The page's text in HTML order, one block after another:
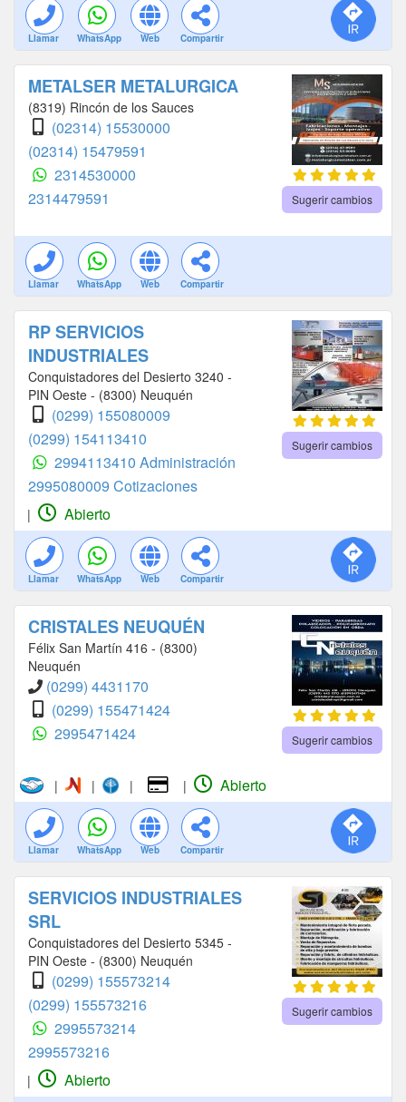
Llamar WhatsApp Web Compartir
METALSER METALURGICA
(8319) Rincón de los Sauces
(02314) 15530000
(02314) 15479591
2314530000
2314479591
Sugerir cambios
Llamar WhatsApp Web Compartir
RP SERVICIOS
INDUSTRIALES
Conquistadores del Desierto 3240 -
PIN Oeste - (8300) Neuquén
(0299) 155080009
(0299) 154113410
2994113410 Administración
2995080009 Cotizaciones
Sugerir cambios
| Abierto
Llamar WhatsApp Web Compartir
CRISTALES NEUQUÉN
Félix San Martín 416 - (8300)
Neuquén
(0299) 4431170
(0299) 155471424
2995471424
Sugerir cambios
| | | | Abierto
Llamar WhatsApp Web Compartir
SERVICIOS INDUSTRIALES
SRL
Conquistadores del Desierto 5345 -
PIN Oeste - (8300) Neuquén
(0299) 155573214
(0299) 155573216
2995573214
2995573216
Sugerir cambios
| Abierto